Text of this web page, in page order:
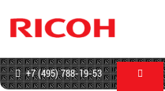
+7 (495) 788-19-53